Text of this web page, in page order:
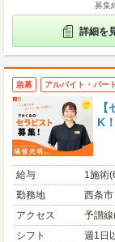
募集
詳細を
急募 アルバイト・パート
K
給与
1施術
勤務地
西条市
アクセス
予讃
シフト
週1日